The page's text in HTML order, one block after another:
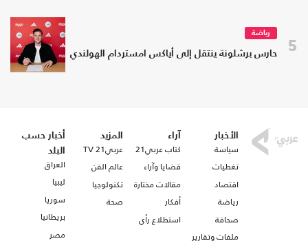
5
رياضة
حارس برشلونة ينتقل إلى أياكس امستردام الهولندي
الأخبار
سياسة
تغطيات
اقتصاد
رياضة
صحافة
ملفات وتقارير
آراء
كتاب عربي21
قضايا وآراء
مقالات مختارة
أفكار
استطلاع رأي
المزيد
عربي21 TV
عالم الفن
تكنولوجيا
صحة
أخبار حسب
البلد
العراق
ليبيا
سوريا
بريطانيا
مصر